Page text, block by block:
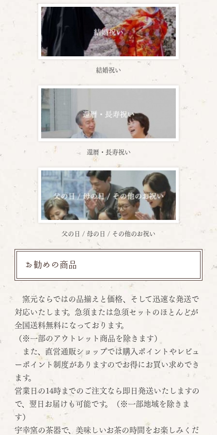
結婚祝い
還暦・長寿祝い
父の日 / 母の日 / その他のお祝い
お勧めの商品
窯元ならではの品揃えと価格、そして迅速な発送で
対応いたします。急須または急須セットのほとんどが
全国送料無料になっております。
（※一部のアウトレット商品を除きます）
また、直営通販ショップでは購入ポイントやレビュ
ーポイント制度がありますのでお得にお買い求めでき
ます。
営業日の14時までのご注文なら即日発送いたしますの
で、翌日お届けも可能です。（※一部地域を除きま
す）
宇幸窯の茶器で、美味しいお茶の時間をお楽しみくだ